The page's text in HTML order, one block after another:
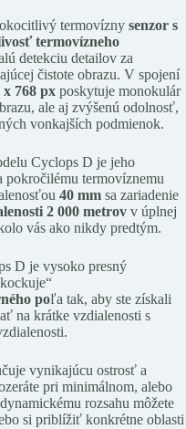
termovízny senzor s
termovízneho
detekciu detailov za
čistote obrazu. V spojení
768 px poskytuje monokulár
ale aj zvýšenú odolnosť,
vonkajších podmienok.
Cyclops D je jeho
termovíznemu
40 mm sa zariadenie
2 000 metrov v úplnej
vás ako nikdy predtým.
D je vysoko presný
poľa tak, aby ste získali
na krátke vzdialenosti s
vynikajúcu ostrosť a
pri minimálnom, alebo
rozsahu môžete
si priblížiť konkrétne oblasti